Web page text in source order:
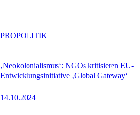
‚Neokolonialismus‘: NGOs kritisieren EU-
Entwicklungsinitiative ‚Global Gateway‘
14.10.2024
PROPOLITIK